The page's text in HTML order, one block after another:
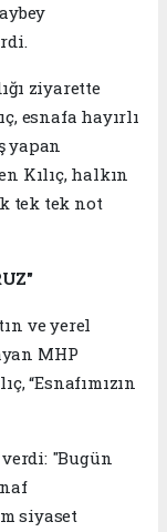
ziyarette
esnafa hayırlı
yapan
Kılıç, halkın
tek tek not
ve yerel
MHP
“Esnafımızın
"Bugün
siyaset